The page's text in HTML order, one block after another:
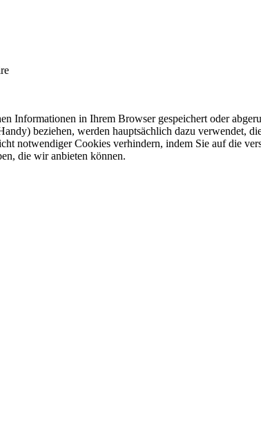
Informationen in Ihrem Browser gespeichert oder
beziehen, werden hauptsächlich dazu verwendet,
notwendiger Cookies verhindern, indem Sie auf die
die wir anbieten können.